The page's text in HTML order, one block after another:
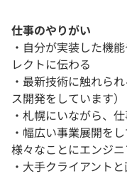
仕事のやりがい
・自分が実装した機
レクトに伝わる
・最新技術に触れら
ス開発をしています）
・札幌にいながら、
・幅広い事業展開を
様々なことにエンジ
・大手クライアント